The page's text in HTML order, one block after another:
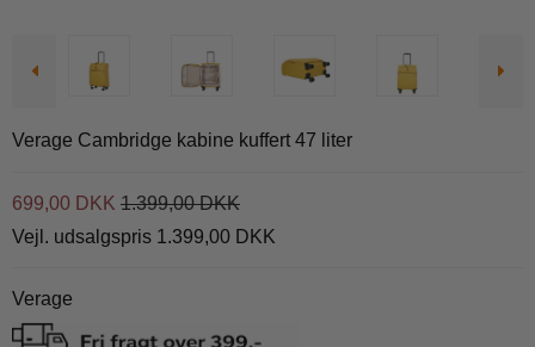
Verage Cambridge kabine kuffert 47 liter
699,00 DKK 1.399,00 DKK
Vejl. udsalgspris 1.399,00 DKK
Verage